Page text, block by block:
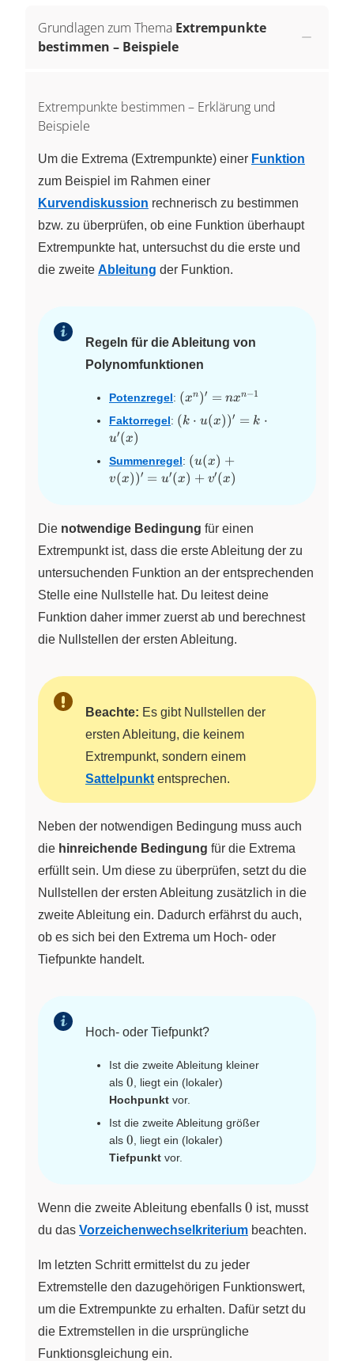
Grundlagen zum Thema Extrempunkte
bestimmen – Beispiele
Extrempunkte bestimmen – Erklärung und
Beispiele
Um die Extrema (Extrempunkte) einer Funktion
zum Beispiel im Rahmen einer
Kurvendiskussion rechnerisch zu bestimmen
bzw. zu überprüfen, ob eine Funktion überhaupt
Extrempunkte hat, untersuchst du die erste und
die zweite Ableitung der Funktion.
Regeln für die Ableitung von
Polynomfunktionen
Potenzregel: (x^{n})^\prime
= nx^{n - 1}
(xn)′ = nxn−1
Faktorregel: (k \cdot
k \cdot
u^\prime(x)
(k ⋅ u(x))′ = k ⋅
u′(x)
Summenregel: (u(x) +
v(x))^\prime
=u^\prime(x)
v^\prime(x)
(u(x) +
v(x))′ = u′(x) + v′(x)
Die notwendige Bedingung für einen
Extrempunkt ist, dass die erste Ableitung der zu
untersuchenden Funktion an der entsprechenden
Stelle eine Nullstelle hat. Du leitest deine
Funktion daher immer zuerst ab und berechnest
die Nullstellen der ersten Ableitung.
Beachte: Es gibt Nullstellen der
ersten Ableitung, die keinem
Extrempunkt, sondern einem
Sattelpunkt entsprechen.
Neben der notwendigen Bedingung muss auch
die hinreichende Bedingung für die Extrema
erfüllt sein. Um diese zu überprüfen, setzt du die
Nullstellen der ersten Ableitung zusätzlich in die
zweite Ableitung ein. Dadurch erfährst du auch,
ob es sich bei den Extrema um Hoch- oder
Tiefpunkte handelt.
Hoch- oder Tiefpunkt?
Ist die zweite Ableitung kleiner
als 0
0 , liegt ein (lokaler)
Hochpunkt vor.
Ist die zweite Ableitung größer
als 0
0 , liegt ein (lokaler)
Tiefpunkt vor.
Wenn die zweite Ableitung ebenfalls 0
0 ist, musst
du das Vorzeichenwechselkriterium beachten.
Im letzten Schritt ermittelst du zu jeder
Extremstelle den dazugehörigen Funktionswert,
um die Extrempunkte zu erhalten. Dafür setzt du
die Extremstellen in die ursprüngliche
Funktionsgleichung ein.